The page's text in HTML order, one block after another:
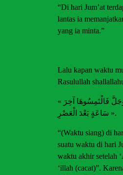
“Di hari Jum’at
lantas ia
yang ia minta.”
Lalu kapan waktu
Rasulullah
« يَوْمُ الْجُمُعَةِ ثِنْتَا عَشْرَةَ ». يُرِيدُ سَاعَةً « لاَ يُوجَدُ مُسْلِمٌ يَسْأَلُ اللَّهَ عَزَّ وَجَلَّ شَيْئًا إِلاَّ آتَاهُ اللَّهُ عَزَّ وَجَلَّ فَالْتَمِسُوهَا آخِرَ
سَاعَةٍ بَعْدَ الْعَصْرِ ».
“(Waktu siang) di
suatu waktu di hari
waktu akhir setelah
‘illah (cacat)”.